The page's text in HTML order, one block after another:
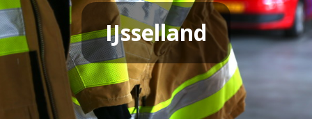
IJsselland